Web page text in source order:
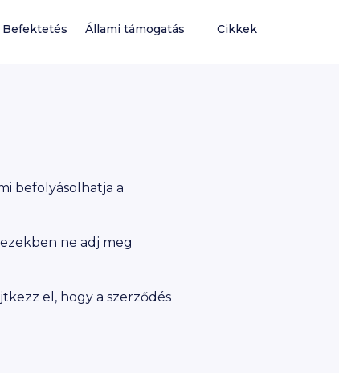
Befektetés Állami támogatás Cikkek
befolyásolhatja a
ne adj meg
el, hogy a szerződés